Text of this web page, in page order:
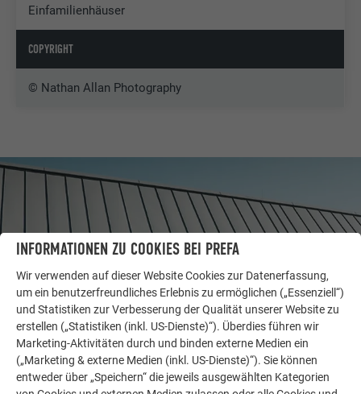
Einfamilienhäuser
COPYRIGHT
© Nathan Allan Photography
LASSEN SIE SICH INSPIRIEREN
WEITERE OBJEKTE
INFORMATIONEN ZU COOKIES BEI PREFA
Wir verwenden auf dieser Website Cookies zur Datenerfassung,
um ein benutzerfreundliches Erlebnis zu ermöglichen („Essenziell“)
und Statistiken zur Verbesserung der Qualität unserer Website zu
erstellen („Statistiken (inkl. US-Dienste)“). Überdies führen wir
Marketing-Aktivitäten durch und binden externe Medien ein
(„Marketing & externe Medien (inkl. US-Dienste)“). Sie können
entweder über „Speichern“ die jeweils ausgewählten Kategorien